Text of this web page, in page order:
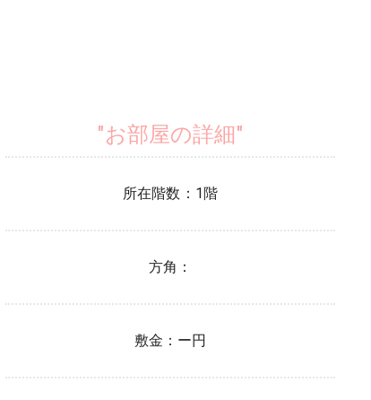
"お部屋の詳細"
所在階数： 1階
方角：
敷金： ー円